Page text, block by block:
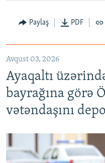
Paylaş PDF
Avqust 03, 2026
Ayaqaltı
bayrağına görə
vətəndaşını